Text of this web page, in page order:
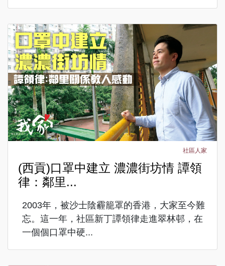
社區人家
(西貢)口罩中建立 濃濃街坊情 譚領
律：鄰里...
2003年，被沙士陰霾籠罩的香港，大家至今難
忘。這一年，社區新丁譚領律走進翠林邨，在
一個個口罩中硬...